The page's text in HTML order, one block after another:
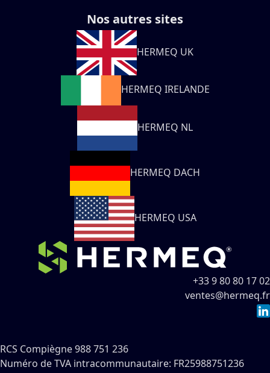
Nos autres sites
HERMEQ UK
HERMEQ IRELANDE
HERMEQ NL
HERMEQ DACH
HERMEQ USA
+33 9 80 80 17 02
ventes@hermeq.fr
RCS Compiègne 988 751 236
Numéro de TVA intracommunautaire: FR25988751236